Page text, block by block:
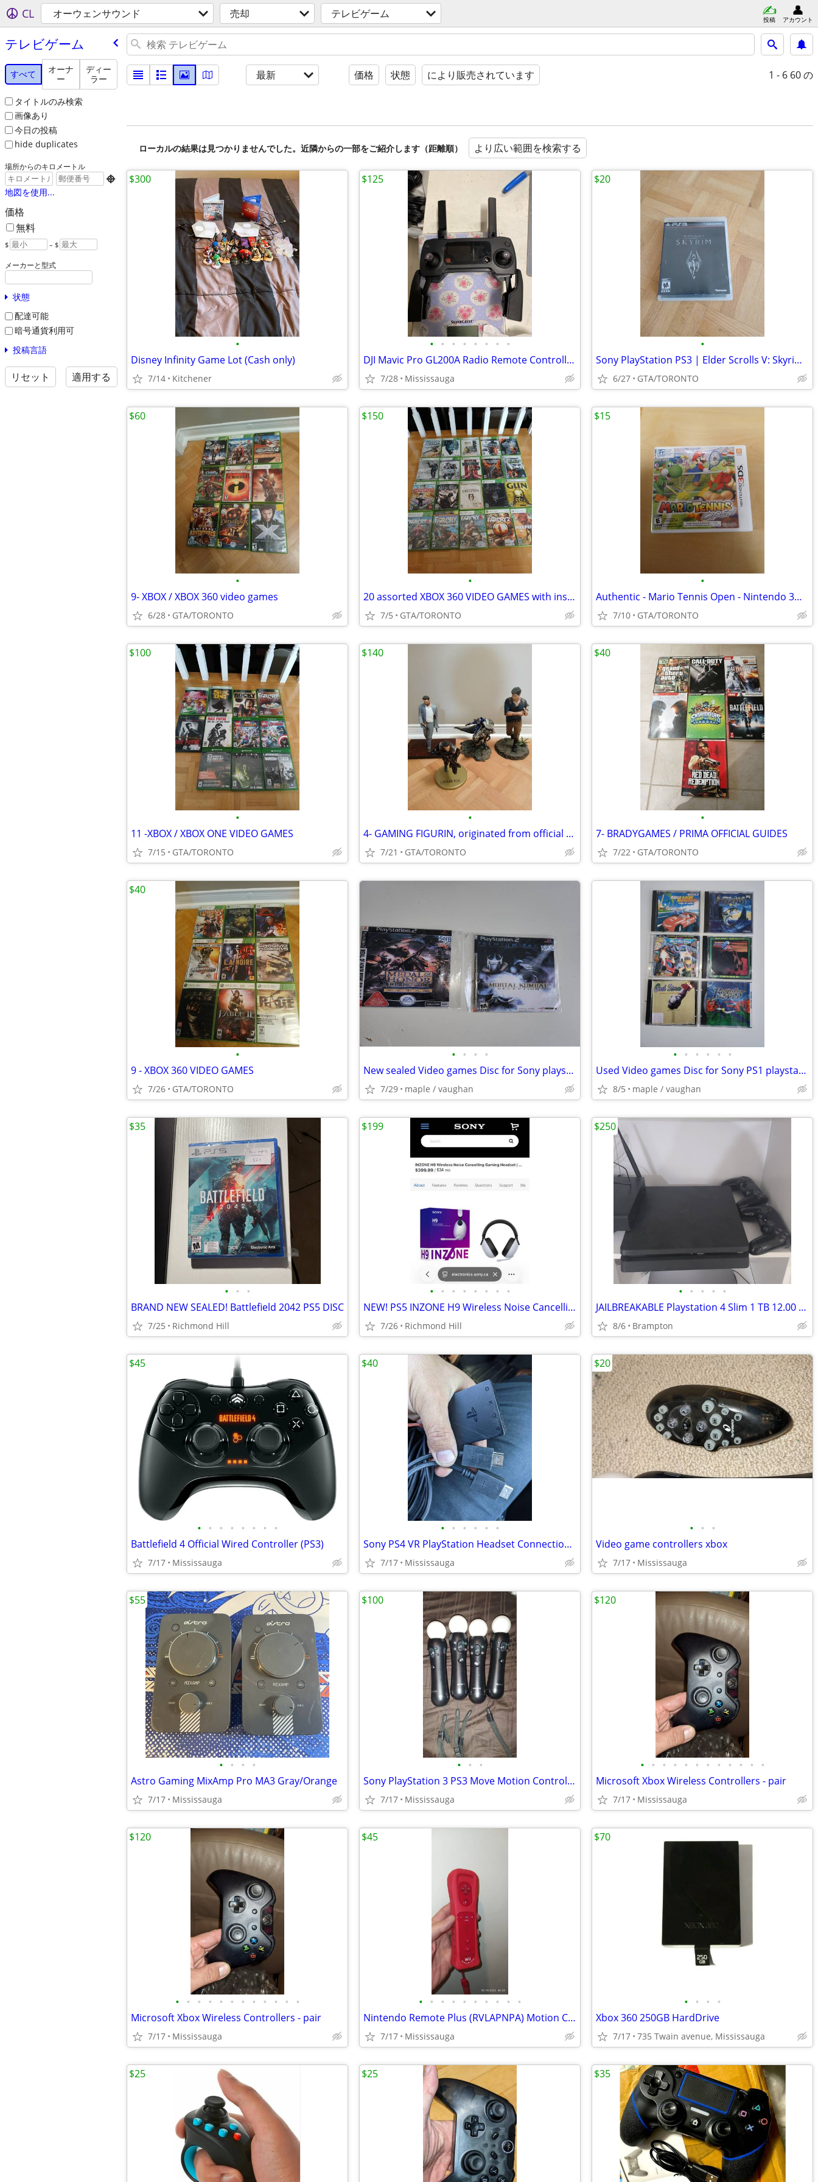
CL オーウェンサウンド 売却 テレビゲーム 投稿 アカウント
テレビゲーム
すべて
オーナ
ー
ディー
ラー
タイトルのみ検索
画像あり
今日の投稿
hide duplicates
場所からのキロメートル

地図を使用...
価格
無料
$ – $
メーカーと型式
状態
配達可能
暗号通貨利用可
投稿言語
リセット 適用する
最新 価格 状態 により販売されています 1 - 6 60 の
ローカルの結果は見つかりませんでした。近隣からの一部をご紹介します（距離順） より広い範囲を検索する
•
Disney Infinity Game Lot (Cash only)
7/14 Kitchener
$300
• • • • • • • •
DJI Mavic Pro GL200A Radio Remote Controller Transmitter
7/28 Mississauga
$125
•
Sony PlayStation PS3 | Elder Scrolls V: Skyrim VIDEO GAME
6/27 GTA/TORONTO
$20
•
9- XBOX / XBOX 360 video games
6/28 GTA/TORONTO
$60
•
20 assorted XBOX 360 VIDEO GAMES with inserts
7/5 GTA/TORONTO
$150
•
Authentic - Mario Tennis Open - Nintendo 3DS - game / insert
7/10 GTA/TORONTO
$15
•
11 -XBOX / XBOX ONE VIDEO GAMES
7/15 GTA/TORONTO
$100
•
4- GAMING FIGURIN, originated from official Collectors Edition
7/21 GTA/TORONTO
$140
•
7- BRADYGAMES / PRIMA OFFICIAL GUIDES
7/22 GTA/TORONTO
$40
•
9 - XBOX 360 VIDEO GAMES
7/26 GTA/TORONTO
$40
• • • •
New sealed Video games Disc for Sony playstation 2 $10 each
7/29 maple / vaughan
• • • • • •
Used Video games Disc for Sony PS1 playstation 1 $10 each
8/5 maple / vaughan
• • •
BRAND NEW SEALED! Battlefield 2042 PS5 DISC
7/25 Richmond Hill
$35
• • • • • • • •
NEW! PS5 INZONE H9 Wireless Noise Cancelling Gaming Headset
7/26 Richmond Hill
$199
• • • • •
JAILBREAKABLE Playstation 4 Slim 1 TB 12.00 Firmware
8/6 Brampton
$250
• • • • • • • •
Battlefield 4 Official Wired Controller (PS3)
7/17 Mississauga
$45
• • • • • •
Sony PS4 VR PlayStation Headset Connection Extension Cable
7/17 Mississauga
$40
• • •
Video game controllers xbox
7/17 Mississauga
$20
• • • •
Astro Gaming MixAmp Pro MA3 Gray/Orange
7/17 Mississauga
$55
• • •
Sony PlayStation 3 PS3 Move Motion Controllers
7/17 Mississauga
$100
• • • • • • • • • • • •
Microsoft Xbox Wireless Controllers - pair
7/17 Mississauga
$120
• • • • • • • • • • • •
Microsoft Xbox Wireless Controllers - pair
7/17 Mississauga
$120
• • • • • • • • • •
Nintendo Remote Plus (RVLAPNPA) Motion Controller
7/17 Mississauga
$45
• • • •
Xbox 360 250GB HardDrive
7/17 735 Twain avenue, Mississauga
$70
$25 $25 $35